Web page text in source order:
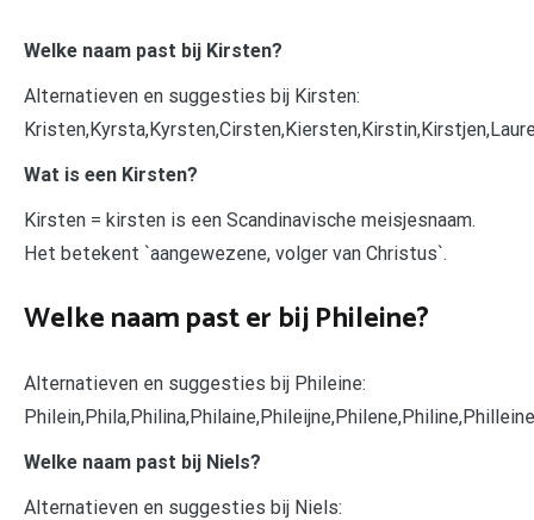
Welke naam past bij Kirsten?
Alternatieven en suggesties bij Kirsten:
Wat is een Kirsten?
Kirsten = kirsten is een Scandinavische meisjesnaam.
Het betekent `aangewezene, volger van Christus`.
Welke naam past er bij Phileine?
Alternatieven en suggesties bij Phileine:
Welke naam past bij Niels?
Alternatieven en suggesties bij Niels: